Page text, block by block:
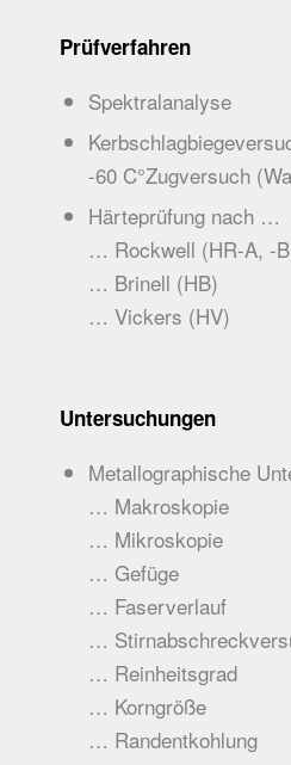
Prüfverfahren
Spektralanalyse
-60 C°Zugversuch
Härteprüfung nach …
… Rockwell (HR-A, -
… Brinell (HB)
… Vickers (HV)
Untersuchungen
Metallographische
… Makroskopie
… Mikroskopie
… Gefüge
… Faserverlauf
…
… Reinheitsgrad
… Korngröße
… Randentkohlung